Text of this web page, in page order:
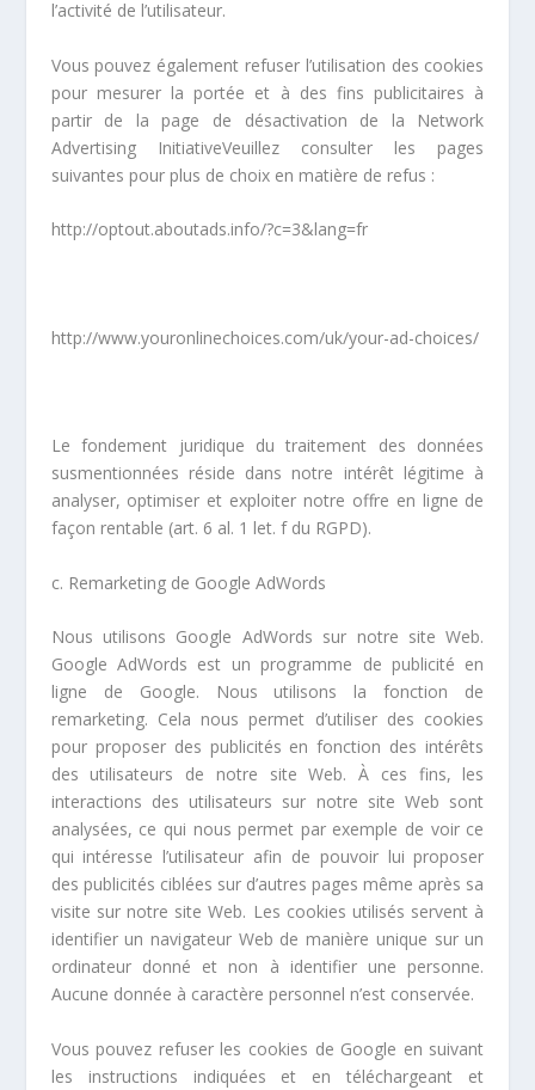
l’activité de l’utilisateur.
Vous pouvez également refuser l’utilisation des cookies
pour mesurer la portée et à des fins publicitaires à
partir de la page de désactivation de la Network
Advertising InitiativeVeuillez consulter les pages
suivantes pour plus de choix en matière de refus :
http://optout.aboutads.info/?c=3&lang=fr
http://www.youronlinechoices.com/uk/your-ad-choices/
Le fondement juridique du traitement des données
susmentionnées réside dans notre intérêt légitime à
analyser, optimiser et exploiter notre offre en ligne de
façon rentable (art. 6 al. 1 let. f du RGPD).
c. Remarketing de Google AdWords
Nous utilisons Google AdWords sur notre site Web.
Google AdWords est un programme de publicité en
ligne de Google. Nous utilisons la fonction de
remarketing. Cela nous permet d’utiliser des cookies
pour proposer des publicités en fonction des intérêts
des utilisateurs de notre site Web. À ces fins, les
interactions des utilisateurs sur notre site Web sont
analysées, ce qui nous permet par exemple de voir ce
qui intéresse l’utilisateur afin de pouvoir lui proposer
des publicités ciblées sur d’autres pages même après sa
visite sur notre site Web. Les cookies utilisés servent à
identifier un navigateur Web de manière unique sur un
ordinateur donné et non à identifier une personne.
Aucune donnée à caractère personnel n’est conservée.
Vous pouvez refuser les cookies de Google en suivant
les instructions indiquées et en téléchargeant et